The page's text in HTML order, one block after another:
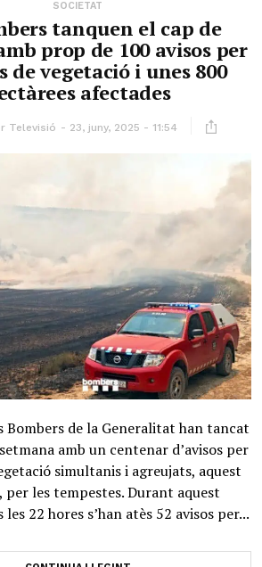
SOCIETAT
tanquen el cap de
prop de 100 avisos per
de vegetació i unes 800
afectades
Televisió 23, juny, 2025 - 11:54
Bombers de la Generalitat han tancat
amb un centenar d’avisos per
simultanis i agreujats, aquest
per les tempestes. Durant aquest
22 hores s’han atès 52 avisos per...